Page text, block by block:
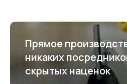
Прямое
никаких
скрытых наценок